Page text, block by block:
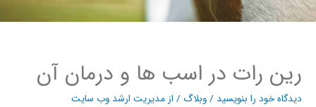
رین رات در اسب ها و درمان آن
دیدگاه‌ خود را بنویسید/وبلاگ/ از مدیریت ارشد وب سایت